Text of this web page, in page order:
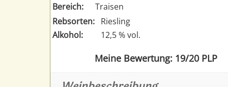
Bereich:
Traisen
Rebsorten: Riesling
Alkohol:
12,5 % vol.
Meine Bewertung: 19/20 PLP